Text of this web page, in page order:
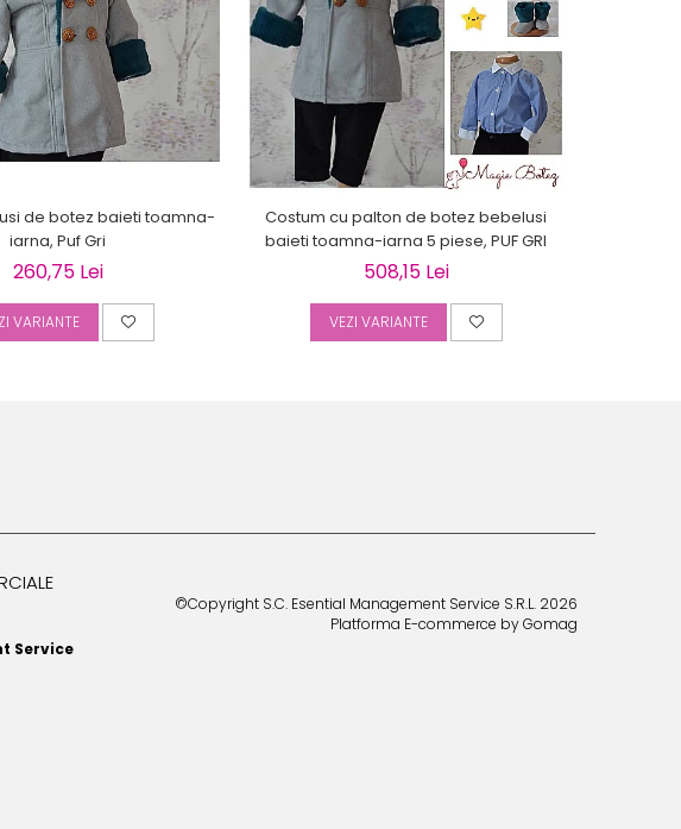
de botez baieti toamna-
iarna, Puf Gri
260,75 Lei
VARIANTE
Costum cu palton de botez bebelusi
baieti toamna-iarna 5 piese, PUF GRI
508,15 Lei
VEZI VARIANTE
Service
©Copyright S.C. Esential Management Service S.R.L. 2026
Platforma E-commerce by Gomag